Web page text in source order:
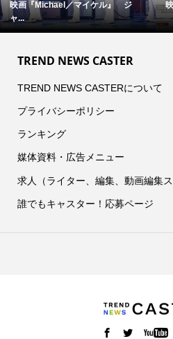
映画『Michael／マイケル』 ジ
ャ...
TREND NEWS CASTER
TREND NEWS CASTERについて
プライバシーポリシー
ランキング
媒体資料・広告メニュー
求人（ライター、編集、動画編集ス
誰でもキャスター！応募ページ